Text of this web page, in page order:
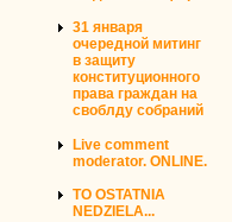
31 января
очередной митинг
в защиту
конституционного
права граждан на
своблду собраний
Live comment
moderator. ONLINE.
TO OSTATNIA
NEDZIELA...